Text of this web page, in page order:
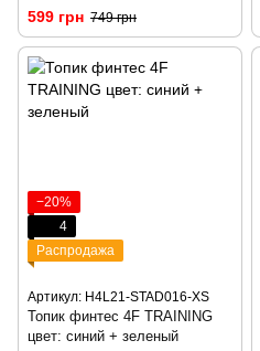
599 грн 749 грн
−20%
4
Распродажа
Артикул: H4L21-STAD016-XS
Топик финтес 4F TRAINING
цвет: синий + зеленый